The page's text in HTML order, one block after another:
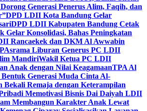
Generasi Penerus Alim, Faqih, dan
DPD LDII Kota Bandung Gelar
DPD LDII Kabupaten Bandung Cetak
Gelar Konsolidasi, Bahas Peningkatan
Rancaekek dan DKM Al Awwabin
Asrama Liburan Generus PC LDII
MandiriWakil Ketua PC LDII
Anak dengan Nilai KeagamaanTPA Al
Generasi Muda Cinta Al-
Remaja dengan Keterampilan
Memotivasi Bisnis Dai Daiyah LDII
Membangun Karakter Anak Lewat